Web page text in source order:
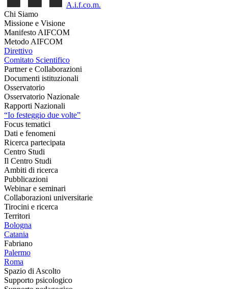
A.i.f.co.m.
Chi Siamo
Missione e Visione
Manifesto AIFCOM
Metodo AIFCOM
Direttivo
Comitato Scientifico
Partner e Collaborazioni
Documenti istituzionali
Osservatorio
Osservatorio Nazionale
Rapporti Nazionali
“Io festeggio due volte”
Focus tematici
Dati e fenomeni
Ricerca partecipata
Centro Studi
Il Centro Studi
Ambiti di ricerca
Pubblicazioni
Webinar e seminari
Collaborazioni universitarie
Tirocini e ricerca
Territori
Bologna
Catania
Fabriano
Palermo
Roma
Spazio di Ascolto
Supporto psicologico